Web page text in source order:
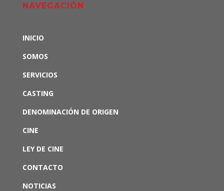
NAVEGACIÓN
INICIO
SOMOS
SERVICIOS
CASTING
DENOMINACIÓN DE ORIGEN
CINE
LEY DE CINE
CONTACTO
NOTICIAS